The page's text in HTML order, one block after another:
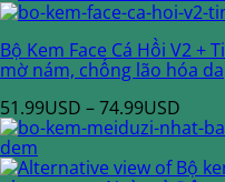
Bộ Kem Face Cá Hồi V2 +
mờ nám, chống lão hóa da
51.99USD –74.99USD